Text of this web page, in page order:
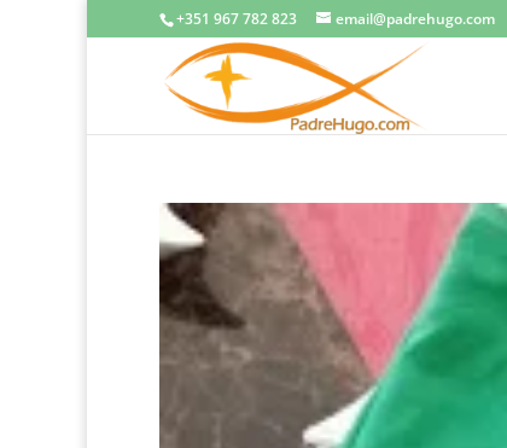
+351 967 782 823 email@padrehugo.com